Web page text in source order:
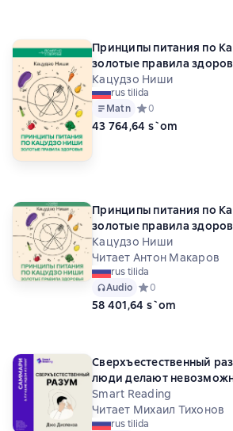
Принципы питания по
золотые правила
Кацудзо Ниши
rus tilida
Matn Средний рейтинг 0
0
43 764,64 s`om
Принципы питания по
золотые правила
Кацудзо Ниши
Читает Антон Макаров
rus tilida
Audio Средний рейтинг 0
0
58 401,64 s`om
Сверхъестественный
люди делают
силы подсознания. Джо
Smart Reading
Читает Михаил Тихонов
rus tilida